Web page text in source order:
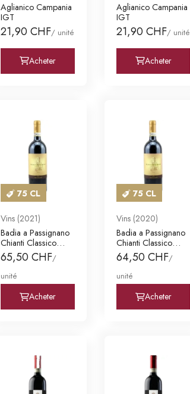
Aglianico Campania
IGT
21,90 CHF/ unité
Acheter
Aglianico Campania
IGT
21,90 CHF/ unité
Acheter
75 CL
Vins (2021)
Badia a Passignano
Chianti Classico
DOCG Gran Sel
65,50 CHF/
unité
Acheter
75 CL
Vins (2020)
Badia a Passignano
Chianti Classico
DOCG Gran Sel
64,50 CHF/
unité
Acheter